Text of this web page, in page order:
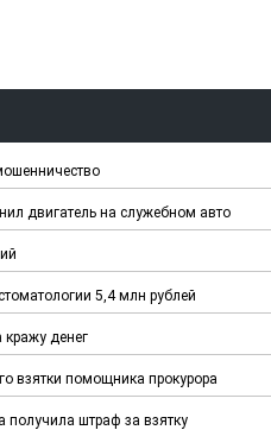
двигатель на служебном авто
5,4 млн рублей
денег
взятки помощника прокурора
получила штраф за взятку